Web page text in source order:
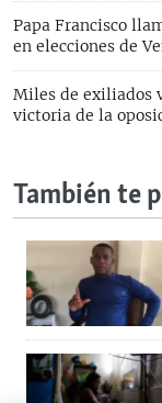
Papa Francisco
en elecciones de
Miles de exiliados
victoria de la
También te